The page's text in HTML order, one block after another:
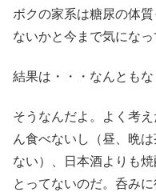
ボクの家系は糖尿の体
ないかと今まで気にな
結果は・・・なんともな
そうなんだよ。よく考
ん食べないし（昼、晩
ない）、日本酒よりも
とってないのだ。呑み